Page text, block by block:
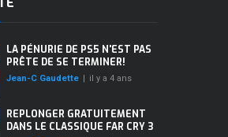
LA PÉNURIE DE PS5 N'EST PAS
PRÊTE DE SE TERMINER!
Jean-C Gaudette | il y a 4 ans
REPLONGER GRATUITEMENT
DANS LE CLASSIQUE FAR CRY 3